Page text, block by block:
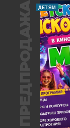
ПРЕДПРОДАЖА ДЕТЯМ